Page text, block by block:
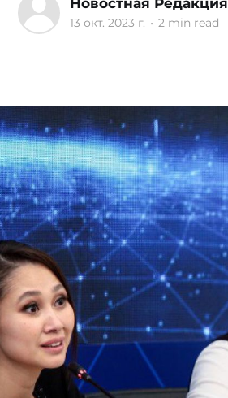
Новостная Редакция
13 окт. 2023 г. • 2 min read